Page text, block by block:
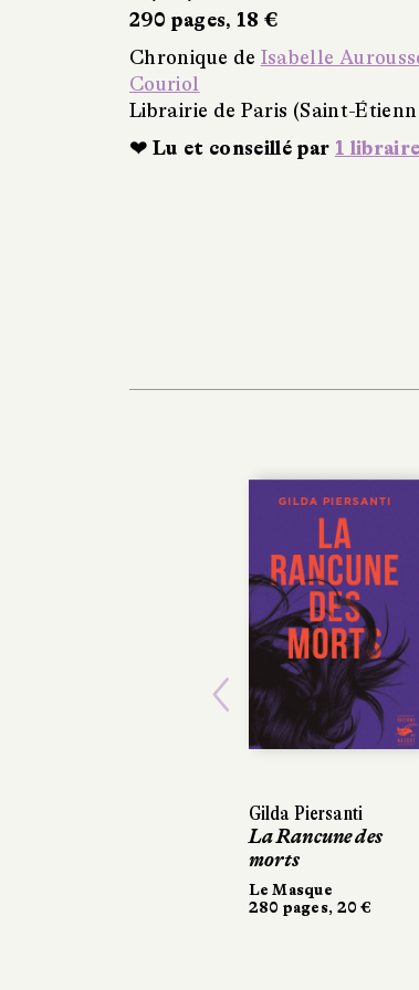
290 pages, 18 €
Chronique de Isabelle
Couriol
Librairie de Paris (Saint-
❤ Lu et conseillé par 1
Gilda Piersanti
La Rancune des
morts
Le Masque
280 pages, 20 €
Previous